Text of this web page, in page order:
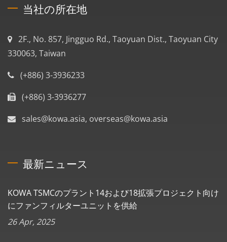
当社の所在地
2F., No. 857, Jingguo Rd., Taoyuan Dist., Taoyuan City
330063, Taiwan
(+886) 3-3936233
(+886) 3-3936277
sales@kowa.asia, overseas@kowa.asia
最新ニュース
KOWA TSMCのプラント14および18拡張プロジェクト向け
にファンフィルターユニットを供給
26 Apr, 2025